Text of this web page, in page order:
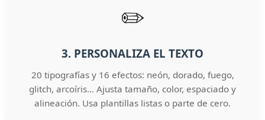
✏️
3. PERSONALIZA EL TEXTO
20 tipografías y 16 efectos: neón, dorado, fuego,
glitch, arcoíris… Ajusta tamaño, color, espaciado y
alineación. Usa plantillas listas o parte de cero.